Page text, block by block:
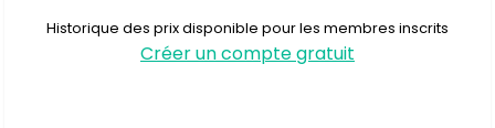
Historique des prix disponible pour les membres inscrits
Créer un compte gratuit